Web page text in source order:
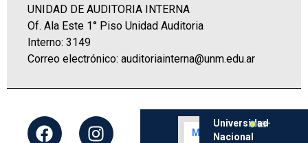
UNIDAD DE AUDITORIA INTERNA
Of. Ala Este 1° Piso Unidad Auditoria
Interno: 3149
Correo electrónico: auditoriainterna@unm.edu.ar
Universidad
Nacional